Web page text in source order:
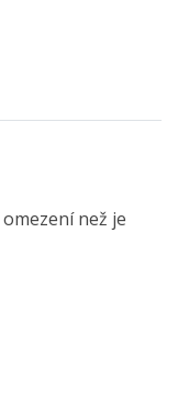
než je